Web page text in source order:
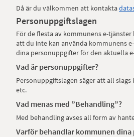
Då är du välkommen att kontakta
Personuppgiftslagen
För de flesta av kommunens e-
att du inte kan använda kommunens
dina personuppgifter för den aktuella
Vad är personuppgifter?
Personuppgiftslagen säger att all
etc.
Vad menas med ”Behandling”?
Med behandling avses all form av
Varför behandlar kommunen